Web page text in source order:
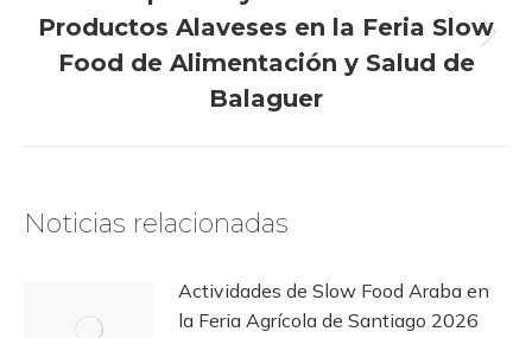
siguiente:
Productos Alaveses en la Feria Slow
Food de Alimentación y Salud de
Balaguer
Noticias relacionadas
Actividades de Slow Food Araba en
la Feria Agrícola de Santiago 2026